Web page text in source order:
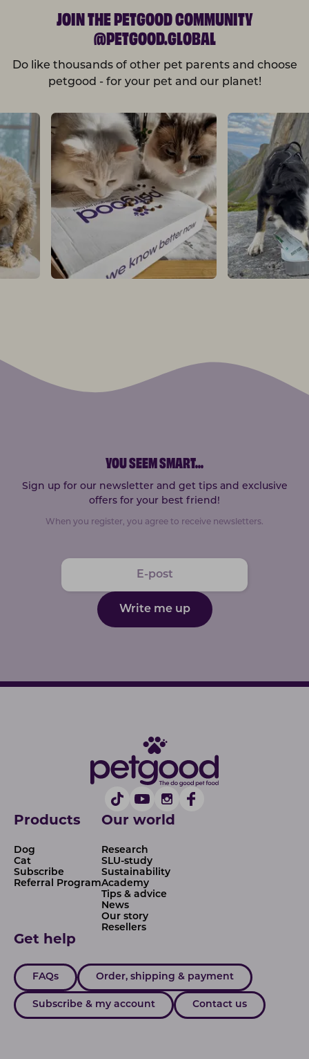
JOIN THE PETGOOD COMMUNITY
@PETGOOD.GLOBAL
Do like thousands of other pet parents and choose
petgood - for your pet and our planet!
YOU SEEM SMART...
Sign up for our newsletter and get tips and exclusive
offers for your best friend!
When you register, you agree to receive newsletters.
Write me up
Products
Dog
Cat
Subscribe
Referral Program
Our world
Research
SLU-study
Sustainability
Academy
Tips & advice
News
Our story
Resellers
Get help
FAQs Order, shipping & payment
Subscribe & my account Contact us